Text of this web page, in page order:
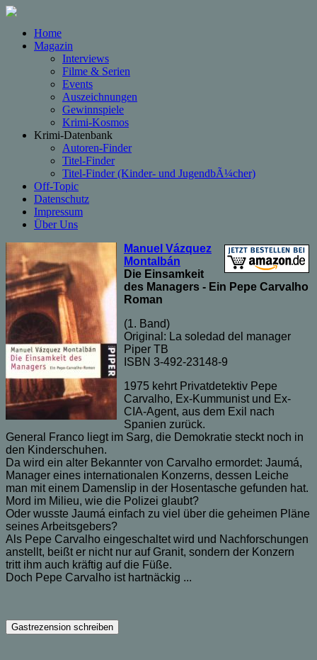
Home
Magazin
Interviews
Filme & Serien
Events
Auszeichnungen
Gewinnspiele
Krimi-Kosmos
Krimi-Datenbank
Autoren-Finder
Titel-Finder
Titel-Finder (Kinder- und JugendbÃ¼cher)
Off-Topic
Datenschutz
Impressum
Über Uns
Manuel Vázquez
Montalbán
Die Einsamkeit
des Managers - Ein Pepe Carvalho
Roman
(1. Band)
Original: La soledad del manager
Piper TB
ISBN 3-492-23148-9
1975 kehrt Privatdetektiv Pepe
Carvalho, Ex-Kummunist und Ex-
CIA-Agent, aus dem Exil nach
Spanien zurück.
General Franco liegt im Sarg, die Demokratie steckt noch in
den Kinderschuhen.
Da wird ein alter Bekannter von Carvalho ermordet: Jaumá,
Manager eines internationalen Konzerns, dessen Leiche
man mit einem Damenslip in der Hosentasche gefunden hat.
Mord im Milieu, wie die Polizei glaubt?
Oder wusste Jaumá einfach zu viel über die geheimen Pläne
seines Arbeitsgebers?
Als Pepe Carvalho eingeschaltet wird und Nachforschungen
anstellt, beißt er nicht nur auf Granit, sondern der Konzern
tritt ihm auch kräftig auf die Füße.
Doch Pepe Carvalho ist hartnäckig ...